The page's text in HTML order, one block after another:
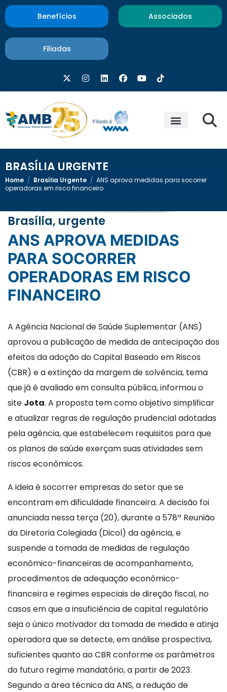
Benefícios Associados
Filiadas
BRASÍLIA URGENTE
Home / Brasília Urgente / ANS aprova medidas para socorrer
operadoras em risco financeiro
Brasília, urgente
ANS APROVA MEDIDAS
PARA SOCORRER
OPERADORAS EM RISCO
FINANCEIRO
A Agência Nacional de Saúde Suplementar (ANS)
aprovou a publicação de medida de antecipação dos
efeitos da adoção do Capital Baseado em Riscos
(CBR) e a extinção da margem de solvência, tema
que já é avaliado em consulta pública, informou o
site Jota. A proposta tem como objetivo simplificar
e atualizar regras de regulação prudencial adotadas
pela agência, que estabelecem requisitos para que
os planos de saúde exerçam suas atividades sem
riscos econômicos.
A ideia é socorrer empresas do setor que se
encontram em dificuldade financeira. A decisão foi
anunciada nessa terça (20), durante a 578ª Reunião
da Diretoria Colegiada (Dicol) da agência, e
suspende a tomada de medidas de regulação
econômico-financeiras de acompanhamento,
procedimentos de adequação econômico-
financeira e regimes especiais de direção fiscal, no
casos em que a insuficiência de capital regulatório
seja o único motivador da tomada de medida e atinja
operadora que se detecte, em análise prospectiva,
suficientes quanto ao CBR conforme os parâmetros
do futuro regime mandatório, a partir de 2023.
Segundo a área técnica da ANS, a redução de